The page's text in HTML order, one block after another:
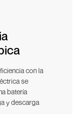
con la
se
batería
y descarga